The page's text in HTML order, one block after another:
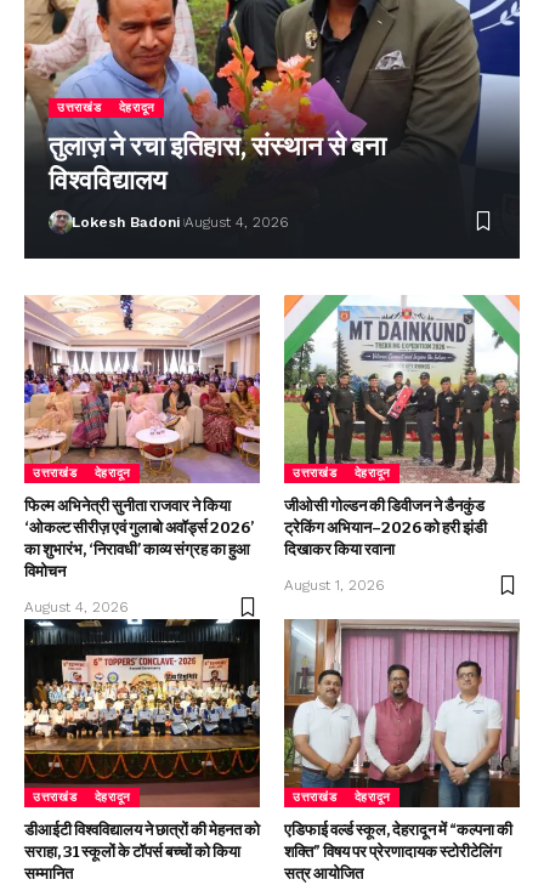
उत्तराखंड देहरादून
तुलाज़ ने रचा इतिहास, संस्थान से बना
विश्वविद्यालय
Lokesh Badoni August 4, 2026
उत्तराखंड देहरादून
फिल्म अभिनेत्री सुनीता राजवार ने किया
‘ओकल्ट सीरीज़ एवं गुलाबो अवॉर्ड्स 2026’
का शुभारंभ, ‘निरावधी’ काव्य संग्रह का हुआ
विमोचन
August 4, 2026
उत्तराखंड देहरादून
जीओसी गोल्डन की डिवीजन ने डैनकुंड
ट्रेकिंग अभियान–2026 को हरी झंडी
दिखाकर किया रवाना
August 1, 2026
उत्तराखंड देहरादून
डीआईटी विश्वविद्यालय ने छात्रों की मेहनत को
सराहा, 31 स्कूलों के टॉपर्स बच्चों को किया
सम्मानित
उत्तराखंड देहरादून
एडिफाई वर्ल्ड स्कूल, देहरादून में “कल्पना की
शक्ति” विषय पर प्रेरणादायक स्टोरीटेलिंग
सत्र आयोजित